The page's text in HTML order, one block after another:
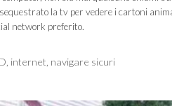
la tv per vedere i cartoni
network preferito.
internet navigare sicuri